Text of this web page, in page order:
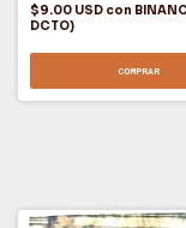
$9.00 USD con
DCTO)
COMPRAR